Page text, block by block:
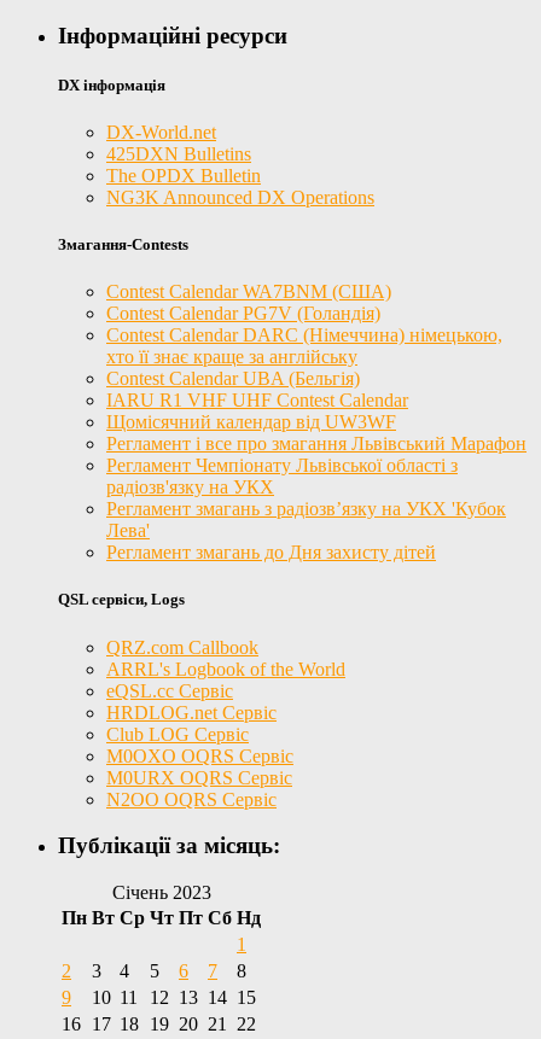
Інформаційні ресурси
DX інформація
DX-World.net
425DXN Bulletins
The OPDX Bulletin
NG3K Announced DX Operations
Змагання-Contests
Contest Calendar WA7BNM (США)
Contest Calendar PG7V (Голандія)
Contest Calendar DARC (Німеччина) німецькою,
хто її знає краще за англійську
Contest Calendar UBA (Бельгія)
IARU R1 VHF UHF Contest Calendar
Щомісячний календар від UW3WF
Регламент і все про змагання Львівський Марафон
Регламент Чемпіонату Львівської області з
радіозв'язку на УКХ
Регламент змагань з радіозв’язку на УКХ 'Кубок
Лева'
Регламент змагань до Дня захисту дітей
QSL сервіси, Logs
QRZ.com Callbook
ARRL's Logbook of the World
eQSL.cc Сервіс
HRDLOG.net Сервіс
Club LOG Сервіс
M0OXO OQRS Сервіс
M0URX OQRS Сервіс
N2OO OQRS Сервіс
Публікації за місяць:
Січень 2023
Пн Вт Ср Чт Пт Сб Нд
1
2
3 4 5 6 7
8
9
10 11 12 13 14 15
16 17 18 19 20 21
22